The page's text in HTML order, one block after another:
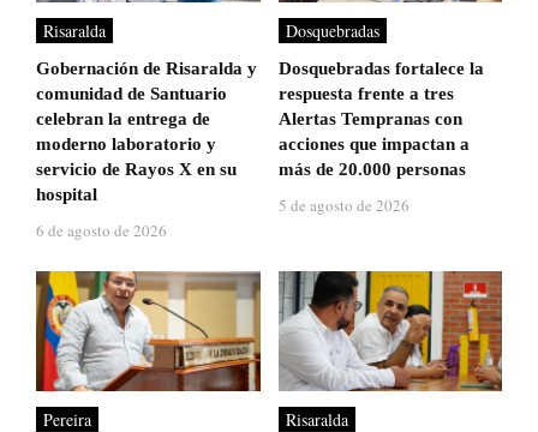
Risaralda
Gobernación de Risaralda y
comunidad de Santuario
celebran la entrega de
moderno laboratorio y
servicio de Rayos X en su
hospital
6 de agosto de 2026
Dosquebradas
Dosquebradas fortalece la
respuesta frente a tres
Alertas Tempranas con
acciones que impactan a
más de 20.000 personas
5 de agosto de 2026
Pereira Risaralda